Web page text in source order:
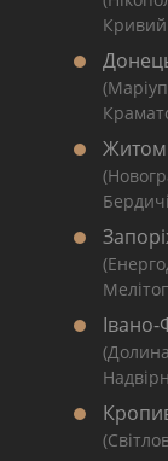
Кривий
Івано-